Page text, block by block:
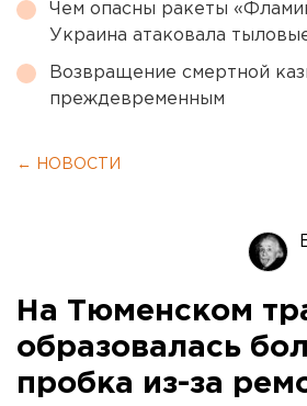
Чем опасны ракеты
Украина атаковала
Возвращение смертной
преждевременным
← НОВОСТИ
На Тюменском
образовалась
пробка из-за